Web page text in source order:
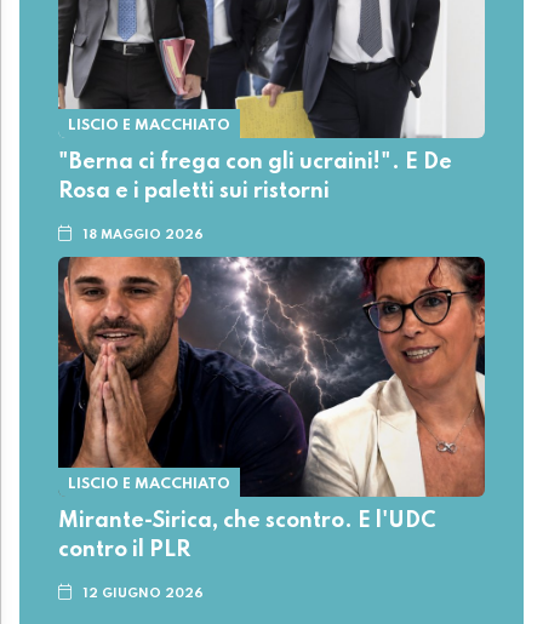
LISCIO E MACCHIATO
"Berna ci frega con gli ucraini!". E De
Rosa e i paletti sui ristorni
18 MAGGIO 2026
LISCIO E MACCHIATO
Mirante-Sirica, che scontro. E l'UDC
contro il PLR
12 GIUGNO 2026